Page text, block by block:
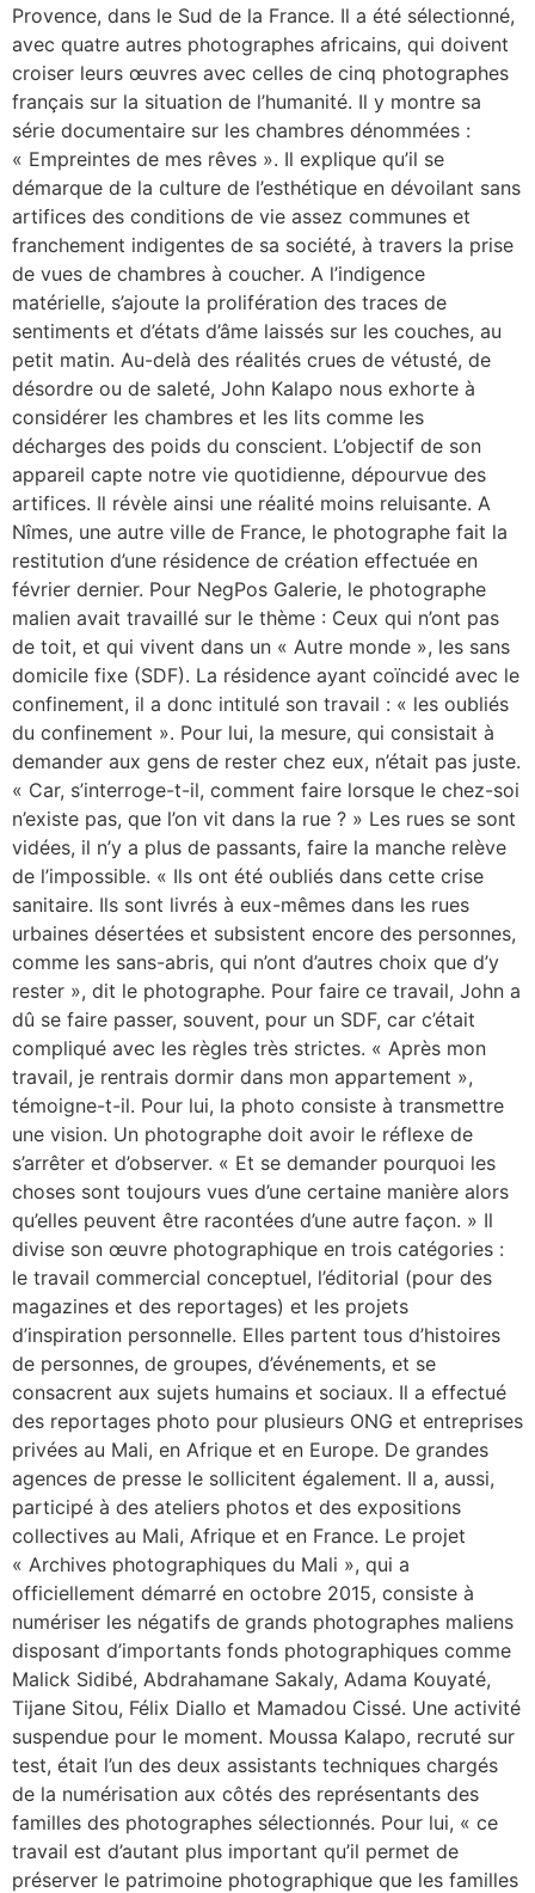
Provence, dans le Sud de la France. Il a été sélectionné,
avec quatre autres photographes africains, qui doivent
croiser leurs œuvres avec celles de cinq photographes
français sur la situation de l’humanité. Il y montre sa
série documentaire sur les chambres dénommées :
« Empreintes de mes rêves ». Il explique qu’il se
démarque de la culture de l’esthétique en dévoilant sans
artifices des conditions de vie assez communes et
franchement indigentes de sa société, à travers la prise
de vues de chambres à coucher. A l’indigence
matérielle, s’ajoute la prolifération des traces de
sentiments et d’états d’âme laissés sur les couches, au
petit matin. Au-delà des réalités crues de vétusté, de
désordre ou de saleté, John Kalapo nous exhorte à
considérer les chambres et les lits comme les
décharges des poids du conscient. L’objectif de son
appareil capte notre vie quotidienne, dépourvue des
artifices. Il révèle ainsi une réalité moins reluisante. A
Nîmes, une autre ville de France, le photographe fait la
restitution d’une résidence de création effectuée en
février dernier. Pour NegPos Galerie, le photographe
malien avait travaillé sur le thème : Ceux qui n’ont pas
de toit, et qui vivent dans un « Autre monde », les sans
domicile fixe (SDF). La résidence ayant coïncidé avec le
confinement, il a donc intitulé son travail : « les oubliés
du confinement ». Pour lui, la mesure, qui consistait à
demander aux gens de rester chez eux, n’était pas juste.
« Car, s’interroge-t-il, comment faire lorsque le chez-soi
n’existe pas, que l’on vit dans la rue ? » Les rues se sont
vidées, il n’y a plus de passants, faire la manche relève
de l’impossible. « Ils ont été oubliés dans cette crise
sanitaire. Ils sont livrés à eux-mêmes dans les rues
urbaines désertées et subsistent encore des personnes,
comme les sans-abris, qui n’ont d’autres choix que d’y
rester », dit le photographe. Pour faire ce travail, John a
dû se faire passer, souvent, pour un SDF, car c’était
compliqué avec les règles très strictes. « Après mon
travail, je rentrais dormir dans mon appartement »,
témoigne-t-il. Pour lui, la photo consiste à transmettre
une vision. Un photographe doit avoir le réflexe de
s’arrêter et d’observer. « Et se demander pourquoi les
choses sont toujours vues d’une certaine manière alors
qu’elles peuvent être racontées d’une autre façon. » Il
divise son œuvre photographique en trois catégories :
le travail commercial conceptuel, l’éditorial (pour des
magazines et des reportages) et les projets
d’inspiration personnelle. Elles partent tous d’histoires
de personnes, de groupes, d’événements, et se
consacrent aux sujets humains et sociaux. Il a effectué
des reportages photo pour plusieurs ONG et entreprises
privées au Mali, en Afrique et en Europe. De grandes
agences de presse le sollicitent également. Il a, aussi,
participé à des ateliers photos et des expositions
collectives au Mali, Afrique et en France. Le projet
« Archives photographiques du Mali », qui a
officiellement démarré en octobre 2015, consiste à
numériser les négatifs de grands photographes maliens
disposant d’importants fonds photographiques comme
Malick Sidibé, Abdrahamane Sakaly, Adama Kouyaté,
Tijane Sitou, Félix Diallo et Mamadou Cissé. Une activité
suspendue pour le moment. Moussa Kalapo, recruté sur
test, était l’un des deux assistants techniques chargés
de la numérisation aux côtés des représentants des
familles des photographes sélectionnés. Pour lui, « ce
travail est d’autant plus important qu’il permet de
préserver le patrimoine photographique que les familles